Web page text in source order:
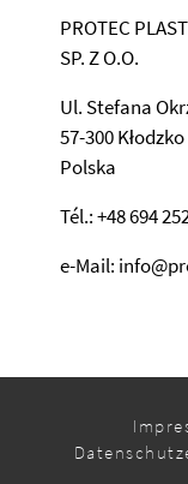
PROTEC
SP. Z O.O.
Ul. Stefana
57-300 Kłodzko
Polska
Tél.: +48 694
e-Mail: